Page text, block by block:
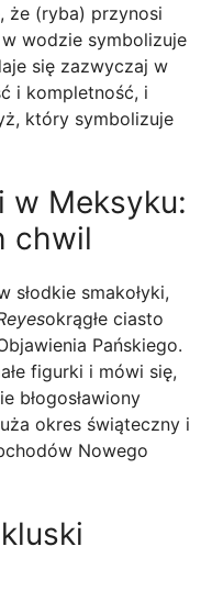
że (ryba) przynosi
wodzie symbolizuje
się zazwyczaj w
i kompletność, i
który symbolizuje
w Meksyku:
chwil
smakołyki,
okrągłe ciasto
Pańskiego.
figurki i mówi się,
błogosławiony
okres świąteczny i
Nowego